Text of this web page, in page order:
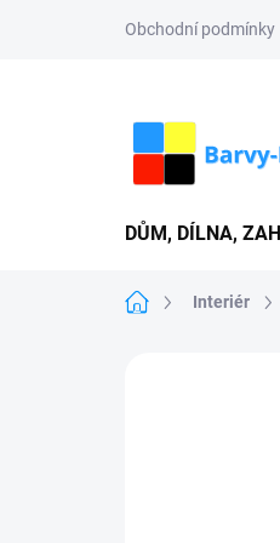
Obchodní podmínky
DŮM, DÍLNA,
Domů Interiér